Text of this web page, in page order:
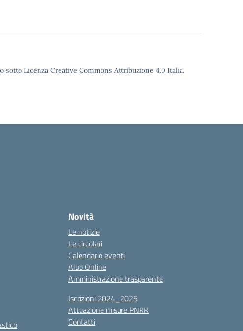
sotto Licenza Creative Commons Attribuzione 4.0 Italia.
Novità
Le notizie
Le circolari
Calendario eventi
Albo Online
Amministrazione trasparente
Iscrizioni 2024_2025
Attuazione misure PNRR
Contatti